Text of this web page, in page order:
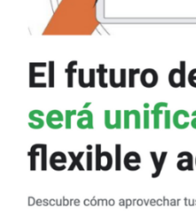
RECURSOS
eBooks e Informes
Eventos
ACERCA DE WURSTA
Compañía